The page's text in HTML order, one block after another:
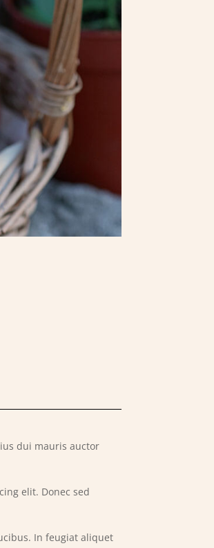
dui mauris auctor
elit. Donec sed
In feugiat aliquet